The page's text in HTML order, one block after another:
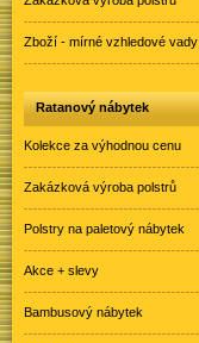
Zboží - mírné vzhledové vady
Ratanový nábytek
Kolekce za výhodnou cenu
Zakázková výroba polstrů
Polstry na paletový nábytek
Akce + slevy
Bambusový nábytek